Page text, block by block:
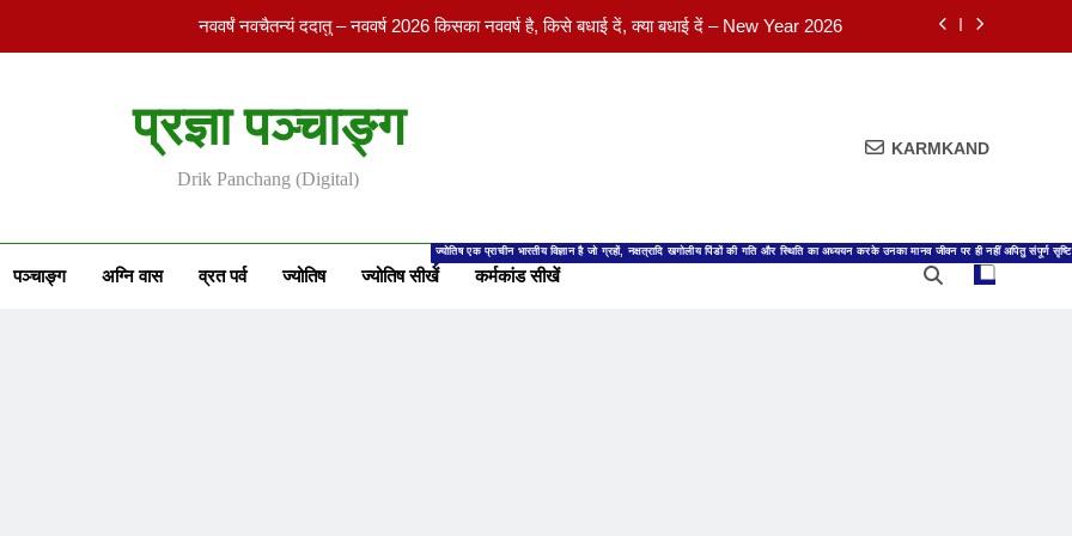
अग्नि वास चार्ट – Agni Was Chart 2027
नववर्षं नवचैतन्यं ददातु – नववर्ष 2026 किसका नववर्ष है, किसे बधाई दें, क्या बधाई दें – New Year 2026
अग्नि वास चार्ट – Agni Was Chart 2027
प्रज्ञा पञ्चाङ्ग
Drik Panchang (Digital)
KARMKAND
पञ्चाङ्ग अग्नि वास व्रत पर्व ज्योतिष ज्योतिष सीखें
ज्योतिष एक प्राचीन भारतीय विज्ञान है जो ग्रहों, नक्षत्रादि खगोलीय पिंडों की गति और स्थिति का अध्ययन करके उनका मानव जीवन पर ही नहीं अपितु
कर्मकांड सीखें